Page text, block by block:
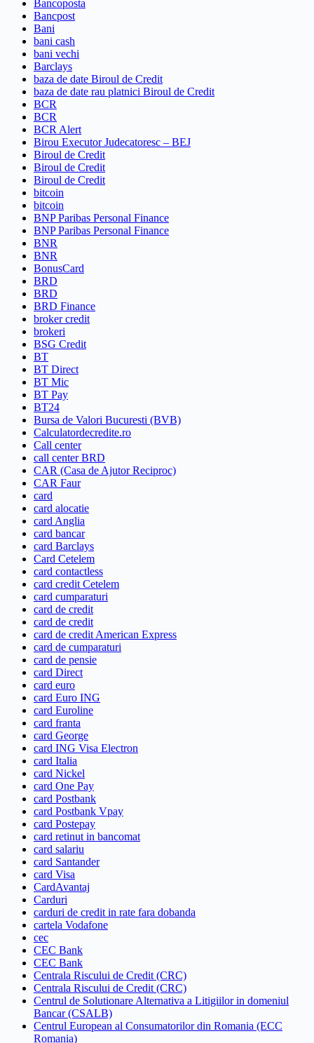
Bancoposta
Bancpost
Bani
bani cash
bani vechi
Barclays
baza de date Biroul de Credit
baza de date rau platnici Biroul de Credit
BCR
BCR
BCR Alert
Birou Executor Judecatoresc – BEJ
Biroul de Credit
Biroul de Credit
Biroul de Credit
bitcoin
bitcoin
BNP Paribas Personal Finance
BNP Paribas Personal Finance
BNR
BNR
BonusCard
BRD
BRD
BRD Finance
broker credit
brokeri
BSG Credit
BT
BT Direct
BT Mic
BT Pay
BT24
Bursa de Valori Bucuresti (BVB)
Calculatordecredite.ro
Call center
call center BRD
CAR (Casa de Ajutor Reciproc)
CAR Faur
card
card alocatie
card Anglia
card bancar
card Barclays
Card Cetelem
card contactless
card credit Cetelem
card cumparaturi
card de credit
card de credit
card de credit American Express
card de cumparaturi
card de pensie
card Direct
card euro
card Euro ING
card Euroline
card franta
card George
card ING Visa Electron
card Italia
card Nickel
card One Pay
card Postbank
card Postbank Vpay
card Postepay
card retinut in bancomat
card salariu
card Santander
card Visa
CardAvantaj
Carduri
carduri de credit in rate fara dobanda
cartela Vodafone
cec
CEC Bank
CEC Bank
Centrala Riscului de Credit (CRC)
Centrala Riscului de Credit (CRC)
Centrul de Solutionare Alternativa a Litigiilor in domeniul
Bancar (CSALB)
Centrul European al Consumatorilor din Romania (ECC
Romania)